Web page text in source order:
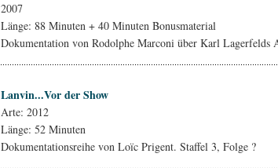
2007
Länge: 88 Minuten + 40 Minuten Bonusmaterial
Dokumentation von Rodolphe Marconi über Karl Lagerfelds
Lanvin...Vor der Show
Arte: 2012
Länge: 52 Minuten
Dokumentationsreihe von Loïc Prigent. Staffel 3, Folge ?